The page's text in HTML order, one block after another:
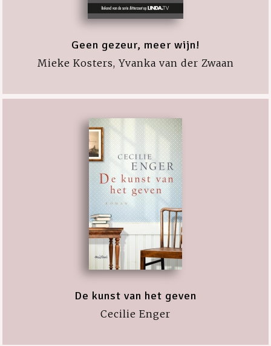
Geen gezeur, meer wijn!
Mieke Kosters, Yvanka van der Zwaan
De kunst van het geven
Cecilie Enger